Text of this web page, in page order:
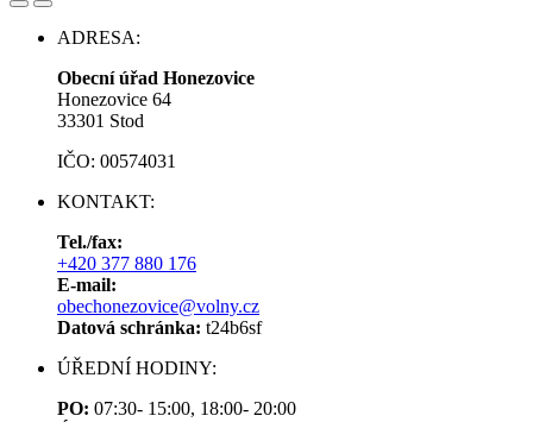
ADRESA:
Obecní úřad Honezovice
Honezovice 64
33301 Stod
IČO: 00574031
KONTAKT:
Tel./fax:
+420 377 880 176
E-mail:
obechonezovice@volny.cz
Datová schránka: t24b6sf
ÚŘEDNÍ HODINY:
PO: 07:30- 15:00, 18:00- 20:00